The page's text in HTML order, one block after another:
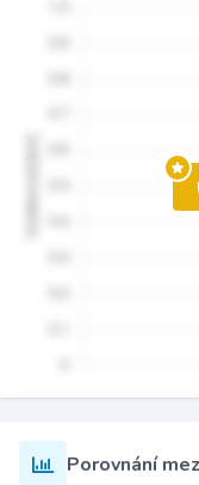
Porovnání